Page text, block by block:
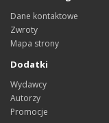
Dane kontaktowe
Zwroty
Mapa strony
Dodatki
Wydawcy
Autorzy
Promocje